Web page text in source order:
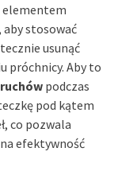
elementem
aby stosować
usunąć
próchnicy. Aby to
podczas
pod kątem
co pozwala
efektywność